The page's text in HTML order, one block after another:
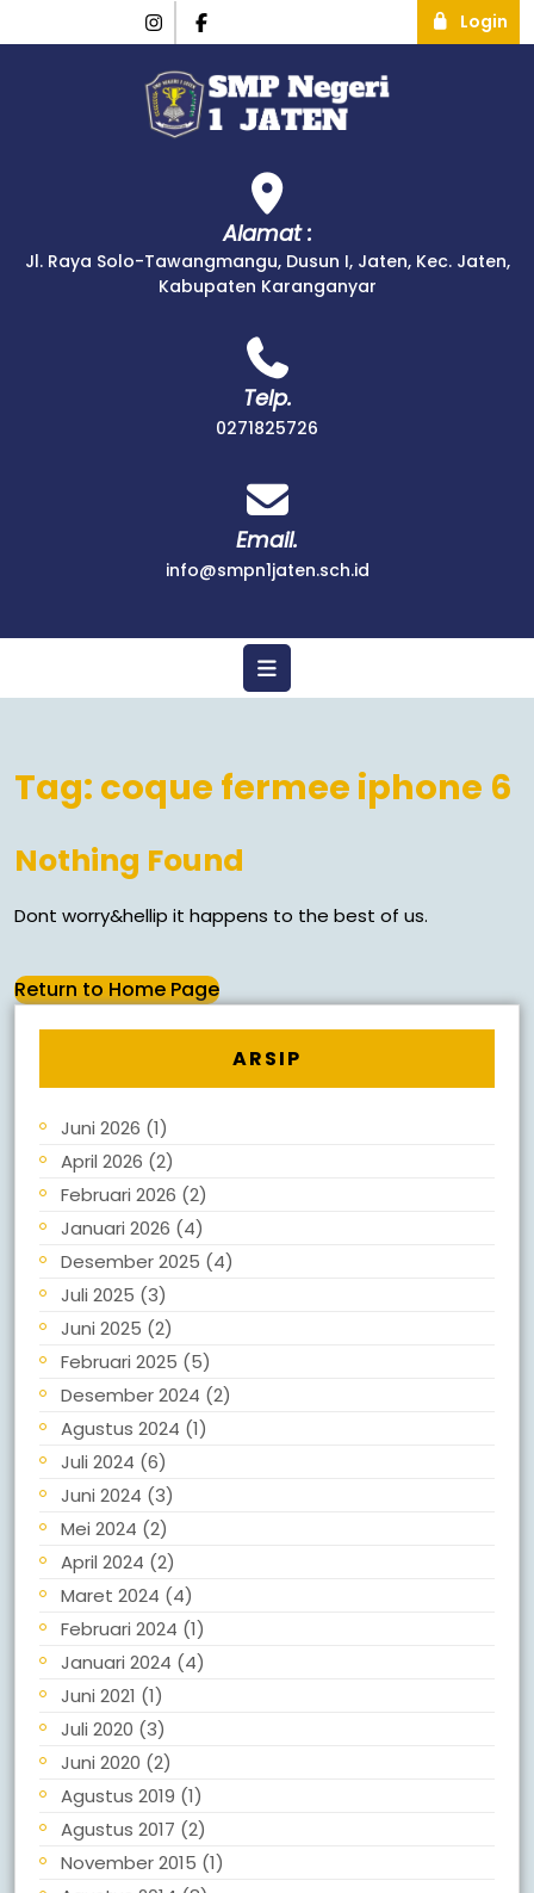
Login
Alamat :
Jl. Raya Solo-Tawangmangu, Dusun I, Jaten, Kec. Jaten,
Kabupaten Karanganyar
Telp.
0271825726
Email.
info@smpn1jaten.sch.id
Tag: coque fermee iphone 6
Nothing Found
Dont worry&hellip it happens to the best of us.
Return to Home Page
ARSIP
Juni 2026 (1)
April 2026 (2)
Februari 2026 (2)
Januari 2026 (4)
Desember 2025 (4)
Juli 2025 (3)
Juni 2025 (2)
Februari 2025 (5)
Desember 2024 (2)
Agustus 2024 (1)
Juli 2024 (6)
Juni 2024 (3)
Mei 2024 (2)
April 2024 (2)
Maret 2024 (4)
Februari 2024 (1)
Januari 2024 (4)
Juni 2021 (1)
Juli 2020 (3)
Juni 2020 (2)
Agustus 2019 (1)
Agustus 2017 (2)
November 2015 (1)